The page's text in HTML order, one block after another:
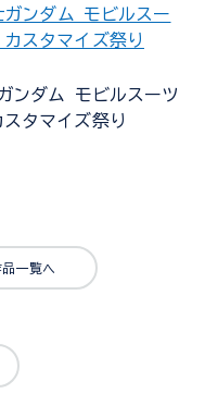
ガンダム モビルスー
スタマイズ祭り
ンダム モビルスーツ
タマイズ祭り
一覧へ